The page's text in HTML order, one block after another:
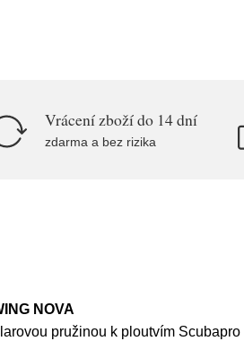
Vrácení zboží do 14 dní
zdarma a bez rizika
NOVA
pružinou k ploutvím Scubapro